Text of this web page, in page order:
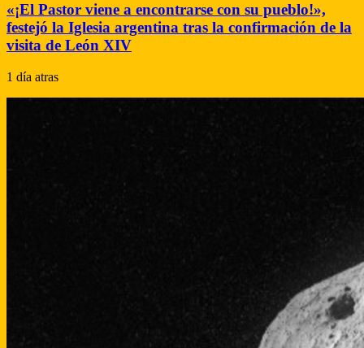
«¡El Pastor viene a encontrarse con su pueblo!»,
festejó la Iglesia argentina tras la confirmación de la
visita de León XIV
1 día atras